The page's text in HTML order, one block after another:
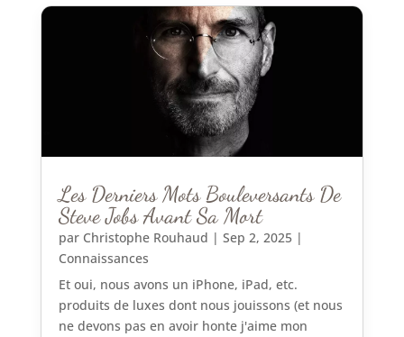
Les Derniers Mots Bouleversants De
Steve Jobs Avant Sa Mort
par Christophe Rouhaud | Sep 2, 2025|
Connaissances
Et oui, nous avons un iPhone, iPad, etc.
produits de luxes dont nous jouissons (et nous
ne devons pas en avoir honte j'aime mon